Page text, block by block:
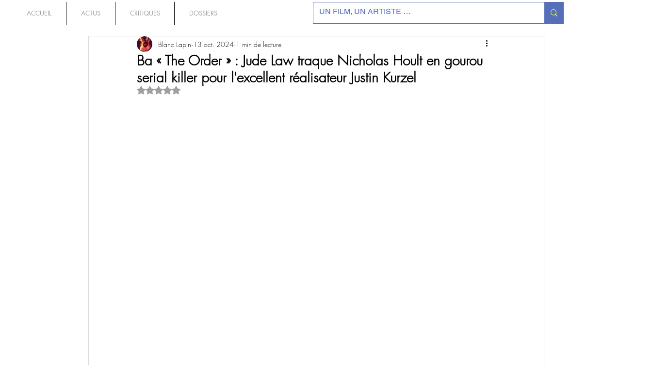
ACCUEIL ACTUS CRITIQUES DOSSIERS
Ba « The Order » : Jude Law traque Nicholas Hoult en gourou
serial killer pour l'excellent réalisateur Justin Kurzel
Blanc Lapin 13 oct. 2024 1 min de lecture
Noté NaN étoiles sur 5.